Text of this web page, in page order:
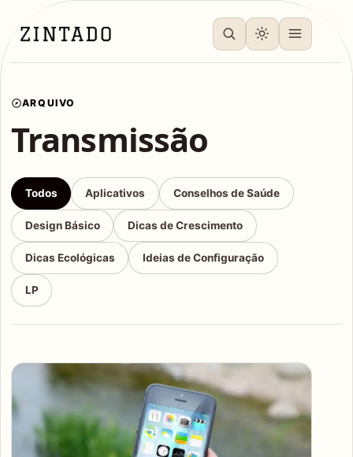
ARQUIVO
Transmissão
Todos Aplicativos Conselhos de Saúde
Design Básico Dicas de Crescimento
Dicas Ecológicas Ideias de Configuração
LP
Articles